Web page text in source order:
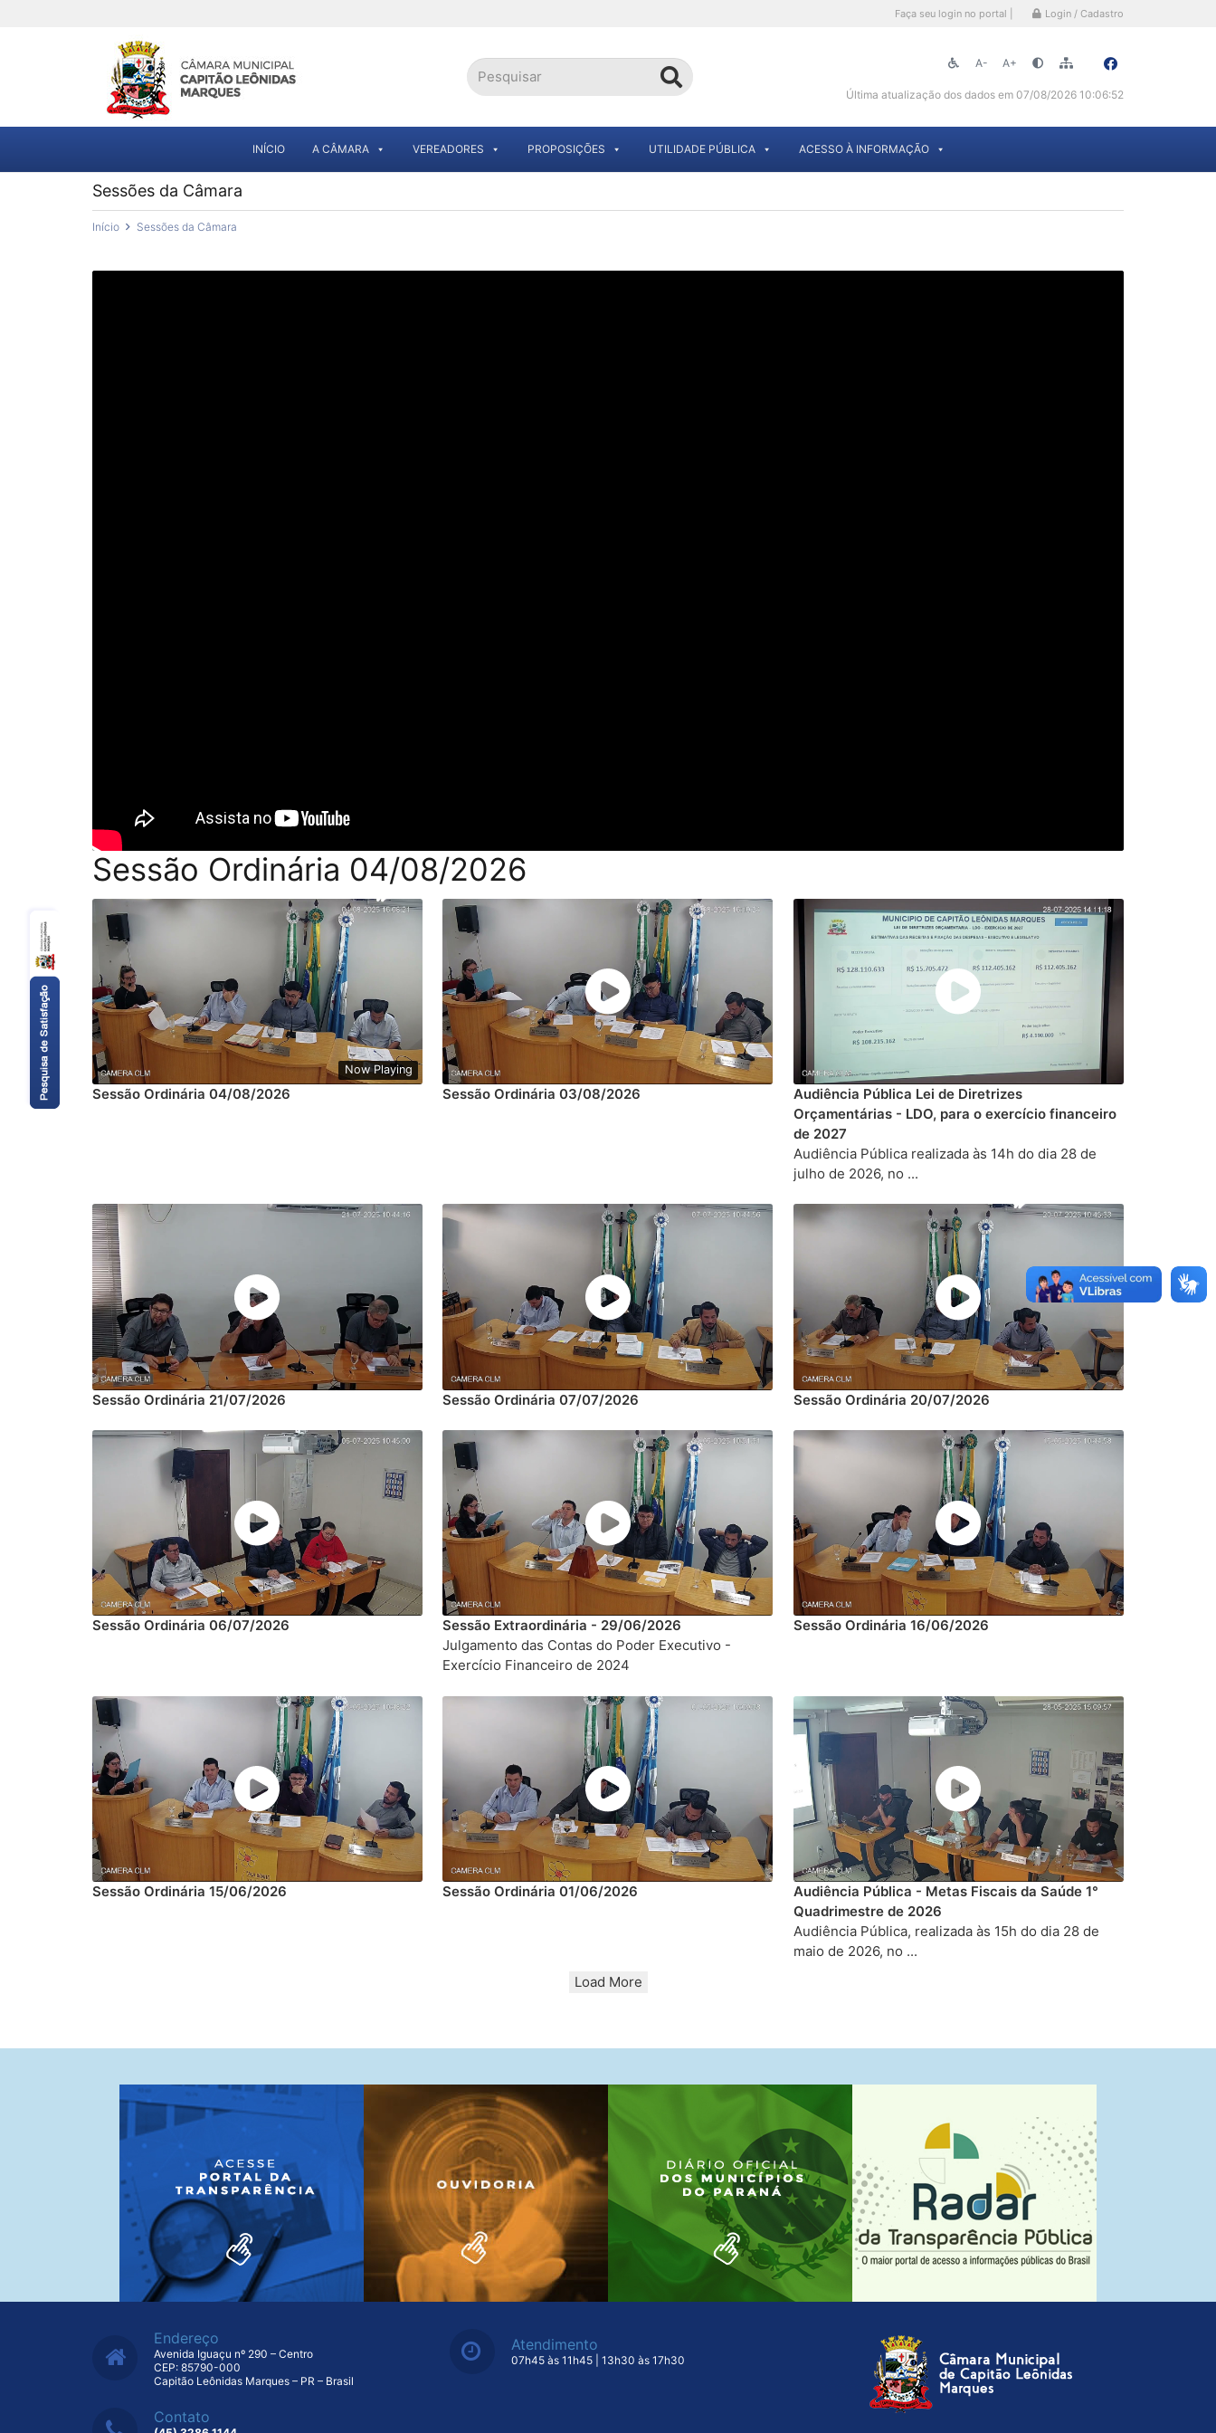
Faça seu login no portal | Login / Cadastro
A- A+
Última atualização dos dados em 07/08/2026 10:06:52
INÍCIO A CÂMARA VEREADORES PROPOSIÇÕES UTILIDADE PÚBLICA ACESSO À INFORMAÇÃO
Sessões da Câmara
Início Sessões da Câmara
Sessão Ordinária 04/08/2026
Now Playing
Sessão Ordinária 04/08/2026 Sessão Ordinária 03/08/2026
Audiência Pública Lei de Diretrizes
Orçamentárias - LDO, para o exercício financeiro
de 2027
Audiência Pública realizada às 14h do dia 28 de
julho de 2026, no ...
Sessão Ordinária 21/07/2026 Sessão Ordinária 07/07/2026 Sessão Ordinária 20/07/2026
Sessão Ordinária 06/07/2026
Sessão Extraordinária - 29/06/2026
Julgamento das Contas do Poder Executivo -
Exercício Financeiro de 2024
Sessão Ordinária 16/06/2026
Sessão Ordinária 15/06/2026 Sessão Ordinária 01/06/2026
Audiência Pública - Metas Fiscais da Saúde 1°
Quadrimestre de 2026
Audiência Pública, realizada às 15h do dia 28 de
maio de 2026, no ...
Load More
Endereço
Avenida Iguaçu nº 290 – Centro
CEP: 85790-000
Capitão Leônidas Marques – PR – Brasil
Contato
Atendimento
07h45 às 11h45 | 13h30 às 17h30